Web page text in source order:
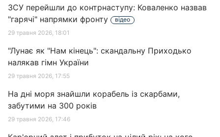
ЗСУ перейшли до контрнаступу: Коваленко назвав
"гарячі" напрямки фронту
відео
29 травня 2026, 18:01
"Лунає як "Нам кінець": скандальну Приходько
налякав гімн України
29 травня 2026, 17:55
На дні моря знайшли корабель із скарбами,
забутими на 300 років
29 травня 2026, 17:46